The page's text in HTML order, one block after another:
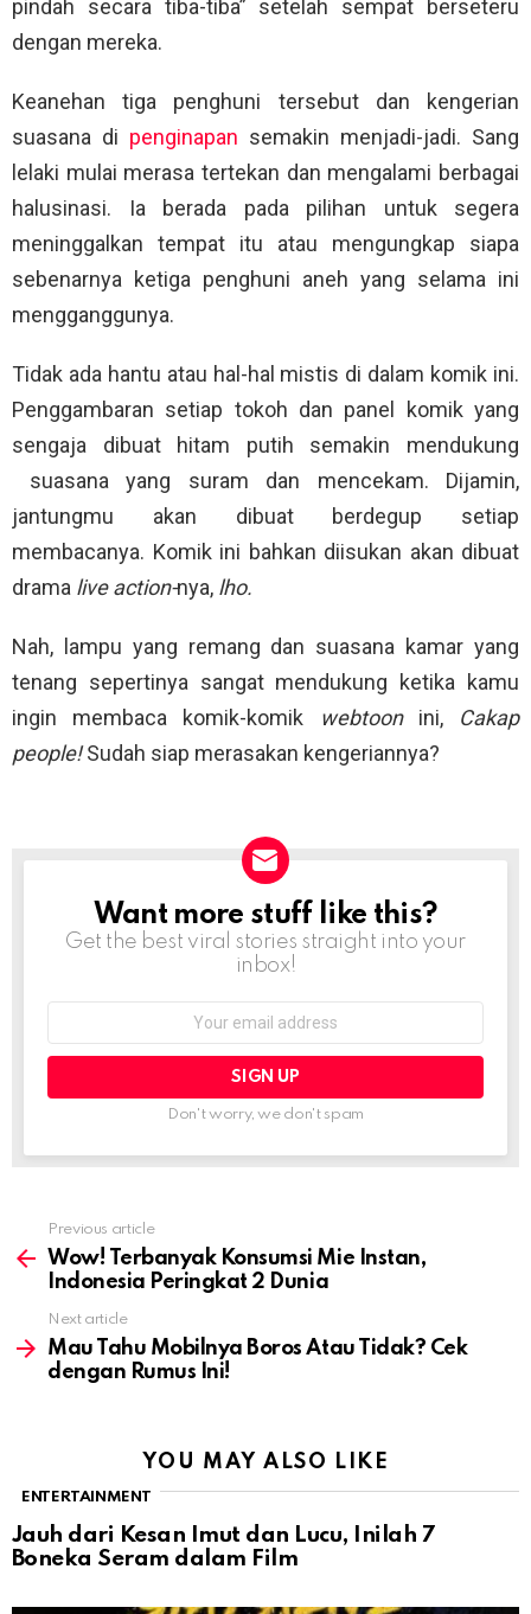
pindah secara tiba-tiba” setelah sempat berseteru
dengan mereka.
Keanehan tiga penghuni tersebut dan kengerian
suasana di penginapan semakin menjadi-jadi. Sang
lelaki mulai merasa tertekan dan mengalami berbagai
halusinasi. Ia berada pada pilihan untuk segera
meninggalkan tempat itu atau mengungkap siapa
sebenarnya ketiga penghuni aneh yang selama ini
mengganggunya.
Tidak ada hantu atau hal-hal mistis di dalam komik ini.
Penggambaran setiap tokoh dan panel komik yang
sengaja dibuat hitam putih semakin mendukung
suasana yang suram dan mencekam. Dijamin,
jantungmu akan dibuat berdegup setiap
membacanya. Komik ini bahkan diisukan akan dibuat
drama live action-nya, lho.
Nah, lampu yang remang dan suasana kamar yang
tenang sepertinya sangat mendukung ketika kamu
ingin membaca komik-komik
webtoon ini, Cakap
people!Sudah siap merasakan kengeriannya?
NEWSLETTER
Want more stuff like this?
Get the best viral stories straight into your
inbox!
Don't worry, we don't spam
more
Previous article
Wow! Terbanyak Konsumsi Mie Instan,
Indonesia Peringkat 2 Dunia
Next article
Mau Tahu Mobilnya Boros Atau Tidak? Cek
dengan Rumus Ini!
YOU MAY ALSO LIKE
ENTERTAINMENT
Jauh dari Kesan Imut dan Lucu, Inilah 7
Boneka Seram dalam Film